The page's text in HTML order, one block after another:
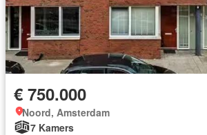
€ 750.000
Noord, Amsterdam
7 Kamers